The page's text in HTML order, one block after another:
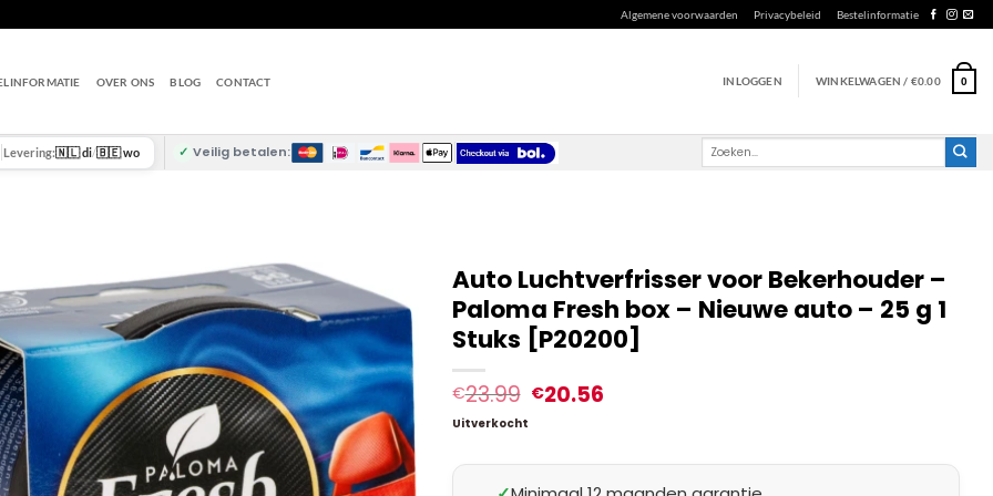
Algemene voorwaarden Privacybeleid Bestelinformatie
OVER ONS BLOG CONTACT INLOGGEN WINKELWAGEN / €0.00 0
Levering:🇳🇱 di/🇧🇪 wo ✓ Veilig betalen:
Zoeken
Auto Luchtverfrisser voor Bekerhouder –
Paloma Fresh box – Nieuwe auto – 25 g 1
Stuks [P20200]
€23.99 €20.56
Uitverkocht